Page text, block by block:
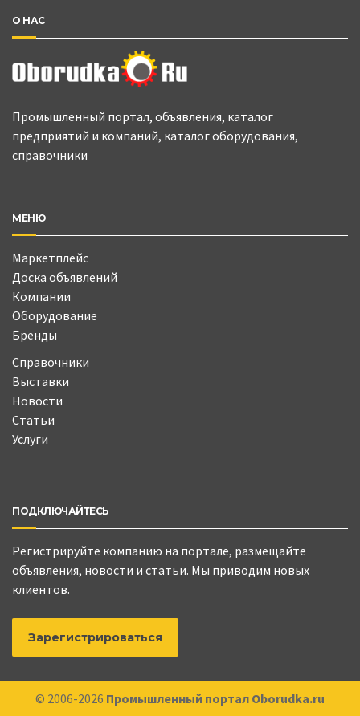
О НАС
Промышленный портал, объявления, каталог
предприятий и компаний, каталог оборудования,
справочники
МЕНЮ
Маркетплейс
Доска объявлений
Компании
Оборудование
Бренды
Справочники
Выставки
Новости
Статьи
Услуги
ПОДКЛЮЧАЙТЕСЬ
Регистрируйте компанию на портале, размещайте
объявления, новости и статьи. Мы приводим новых
клиентов.
Зарегистрироваться
© 2006-2026 Промышленный портал Oborudka.ru